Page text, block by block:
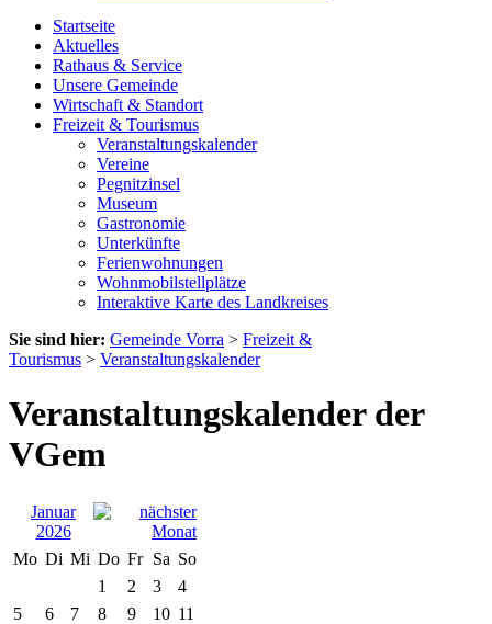
Startseite
Aktuelles
Rathaus & Service
Unsere Gemeinde
Wirtschaft & Standort
Freizeit & Tourismus
Veranstaltungskalender
Vereine
Pegnitzinsel
Museum
Gastronomie
Unterkünfte
Ferienwohnungen
Wohnmobilstellplätze
Interaktive Karte des Landkreises
Sie sind hier: Gemeinde Vorra > Freizeit &
Tourismus > Veranstaltungskalender
Veranstaltungskalender der
VGem
Januar
2026
Mo Di Mi Do Fr Sa So
1
2 3
4
5
6 7 8 9 10 11